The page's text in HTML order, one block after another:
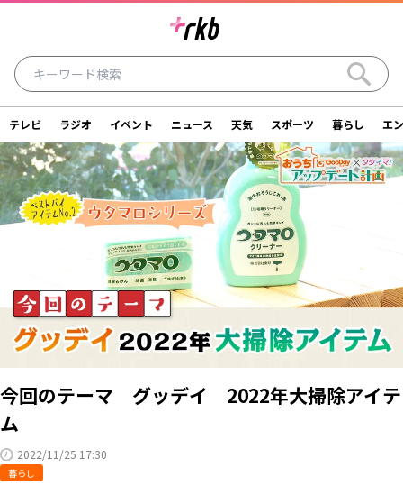
テレビ ラジオ イベント ニュース
天気 スポーツ 暮らし
アナウンサー ライター
投稿 ショッピング SNS一覧
ご意見・お問い合わせ
スタジオ見学について
会社情報
RKB毎日放送株式会社
関連会社
サイトポリシー
テレビ ラジオ イベント ニュース 天気 スポーツ 暮らし エ
今回のテーマ グッデイ 2022年大掃除アイテ
ム
2022/11/25 17:30
暮らし